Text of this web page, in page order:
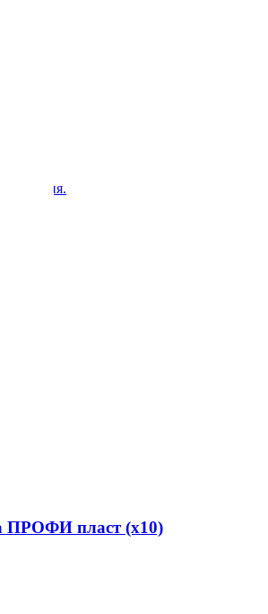
копчения.
ПРОФИ пласт (х10)